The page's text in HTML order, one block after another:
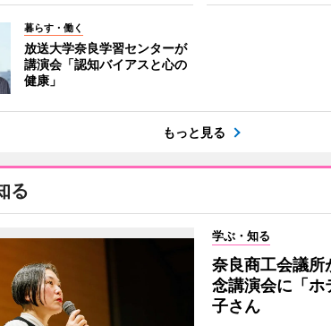
暮らす・働く
放送大学奈良学習センターが
講演会「認知バイアスと心の
健康」
もっと見る
る
学ぶ・知る
奈良商工会議
念講演会に「ホ
子さん